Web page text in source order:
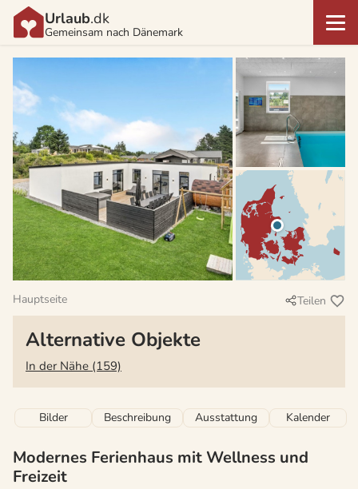
Urlaub.dk
Gemeinsam nach Dänemark
Hauptseite Teilen
Alternative Objekte
In der Nähe (159)
Bilder Beschreibung Ausstattung Kalender
Modernes Ferienhaus mit Wellness und
Freizeit